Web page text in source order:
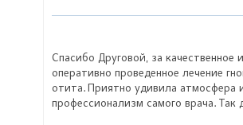
Спасибо Друговой, за качественное и
оперативно проведенное лечение
отита. Приятно удивила атмосфера
профессионализм самого врача. Так